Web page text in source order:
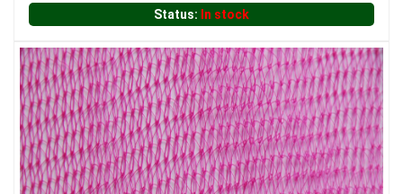
LƯỚI CHẮN ĐỘNG VẬT
Status: In stock